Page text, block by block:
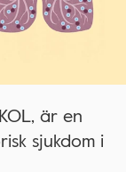
är en
sjukdom i